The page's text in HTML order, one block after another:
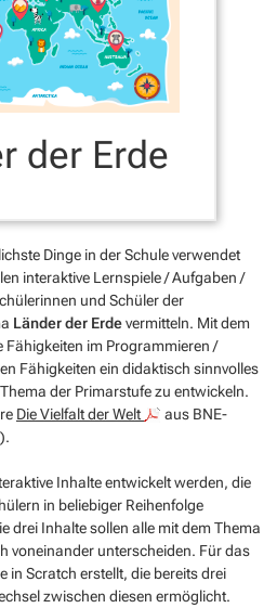
der Erde
Dinge in der Schule verwendet
interaktive Lernspiele / Aufgaben /
und Schüler der
Länder der Erdevermitteln. Mit dem
Fähigkeiten im Programmieren /
Fähigkeiten ein didaktisch sinnvolles
der Primarstufe zu entwickeln.
Die Vielfalt der Welt
aus BNE-
Inhalte entwickelt werden, die
in beliebiger Reihenfolge
drei Inhalte sollen alle mit dem Thema
voneinander unterscheiden. Für das
in Scratch erstellt, die bereits drei
zwischen diesen ermöglicht.